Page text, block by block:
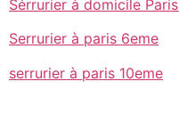
Sérrurier à domicile
Serrurier à paris 6eme
serrurier à paris 10eme